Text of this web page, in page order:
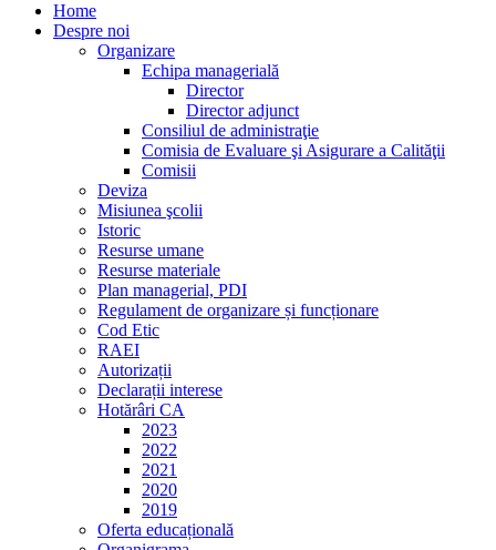
Home
Despre noi
Organizare
Echipa managerială
Director
Director adjunct
Consiliul de administraţie
Comisia de Evaluare şi Asigurare a Calităţii
Comisii
Deviza
Misiunea şcolii
Istoric
Resurse umane
Resurse materiale
Plan managerial, PDI
Regulament de organizare și funcționare
Cod Etic
RAEI
Autorizații
Declarații interese
Hotărâri CA
2023
2022
2021
2020
2019
Oferta educațională